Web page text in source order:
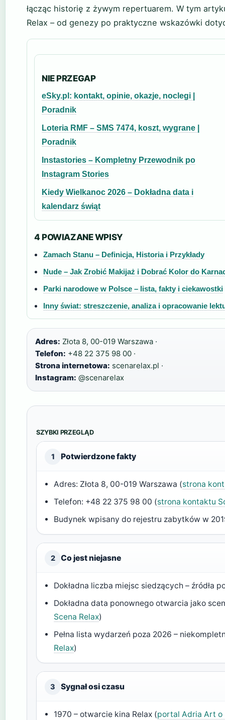
łącząc historię z żywym repertuarem. W tym
Relax – od genezy po praktyczne wskazówki
NIE PRZEGAP
eSky.pl: kontakt, opinie, okazje, noclegi |
Poradnik
Loteria RMF – SMS 7474, koszt, wygrane |
Poradnik
Instastories – Kompletny Przewodnik po
Instagram Stories
Kiedy Wielkanoc 2026 – Dokładna data i
kalendarz świąt
4 POWIAZANE WPISY
Zamach Stanu – Definicja, Historia i Przykłady
Nude – Jak Zrobić Makijaż i Dobrać Kolor do
Parki narodowe w Polsce – lista, fakty i ciekawostki
Inny świat: streszczenie, analiza i opracowanie
Adres: Złota 8, 00-019 Warszawa ·
Telefon: +48 22 375 98 00 ·
Strona internetowa: scenarelax.pl ·
Instagram: @scenarelax
SZYBKI PRZEGLĄD
1 Potwierdzone fakty
Adres: Złota 8, 00-019 Warszawa (strona
Telefon: +48 22 375 98 00 (strona kontaktu
Budynek wpisany do rejestru zabytków w
2 Co jest niejasne
Dokładna liczba miejsc siedzących – źródła
Dokładna data ponownego otwarcia jako
Scena Relax)
Pełna lista wydarzeń poza 2026 –
Relax)
3 Sygnał osi czasu
1970 – otwarcie kina Relax (portal Adria Art o